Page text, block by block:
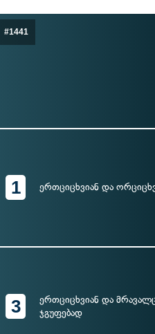
#1441
1 ერთციცხვიან და
3
ერთციცხვიან და
ჯგუფებად